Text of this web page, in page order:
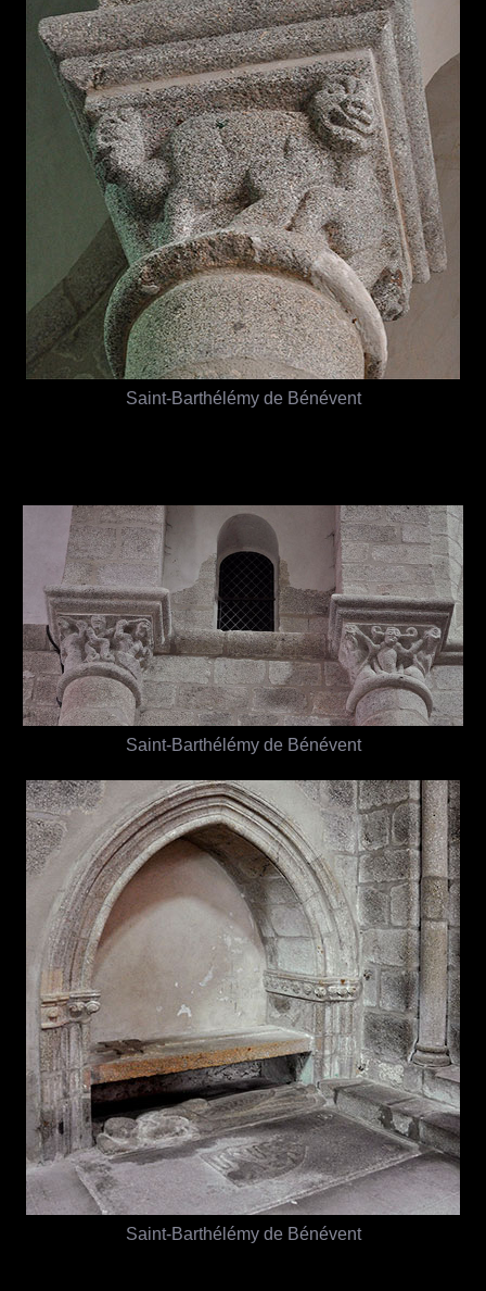
Saint-Barthélémy de Bénévent
Saint-Barthélémy de Bénévent
Saint-Barthélémy de Bénévent